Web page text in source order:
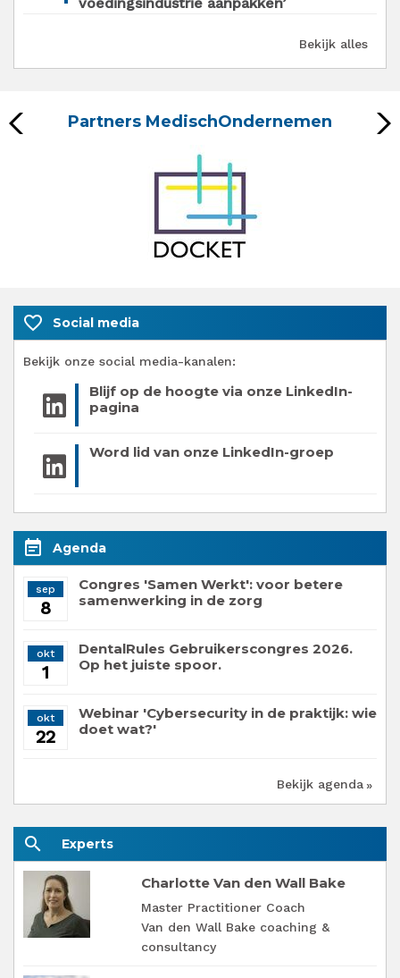
Bekijk alles
Partners MedischOndernemen
favorite_border Social media
Bekijk onze social media-kanalen:
Blijf op de hoogte via onze LinkedIn-
pagina
Word lid van onze LinkedIn-groep
event_note Agenda
sep
8
Congres 'Samen Werkt': voor betere
samenwerking in de zorg
okt
1
DentalRules Gebruikerscongres 2026.
Op het juiste spoor.
okt
22
Webinar 'Cybersecurity in de praktijk: wie
doet wat?'
Bekijk agenda
search Experts
Charlotte Van den Wall Bake
Master Practitioner Coach
Van den Wall Bake coaching &
consultancy